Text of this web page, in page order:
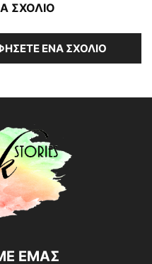
ΣΧΟΛΙΟ
ΈΝΑ ΣΧΌΛΙΟ
ΕΜΑΣ